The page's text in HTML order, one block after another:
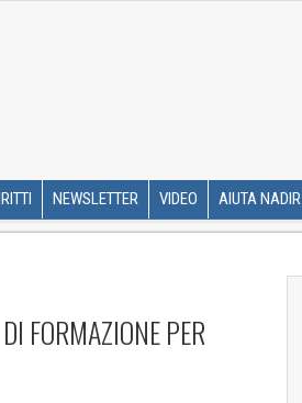
NEWSLETTER VIDEO AIUTA NADIR
FORMAZIONE PER